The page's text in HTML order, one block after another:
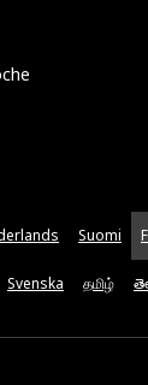
Suomi
Svenska தமிழ்